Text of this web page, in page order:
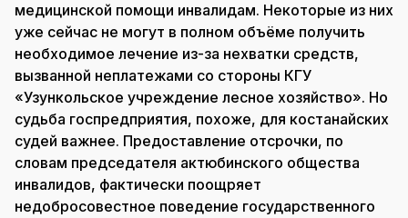
медицинской помощи инвалидам. Некоторые из них
уже сейчас не могут в полном объёме получить
необходимое лечение из-за нехватки средств,
вызванной неплатежами со стороны КГУ
«Узункольское учреждение лесное хозяйство». Но
судьба госпредприятия, похоже, для костанайских
судей важнее. Предоставление отсрочки, по
словам председателя актюбинского общества
инвалидов, фактически поощряет
недобросовестное поведение государственного